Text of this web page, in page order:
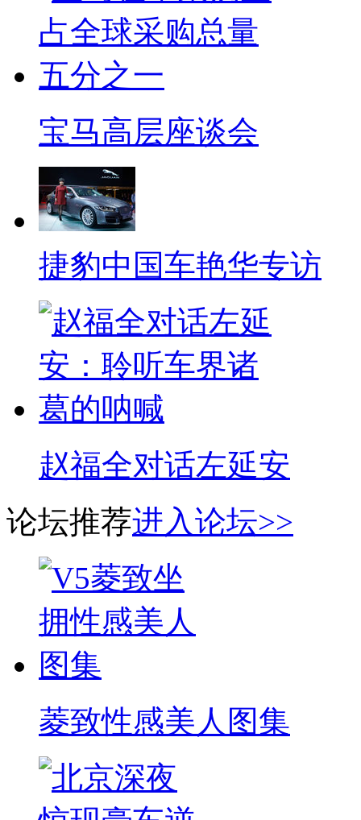
宝马高层座谈会
捷豹中国车艳华专访
赵福全对话左延安
论坛推荐进入论坛>>
菱致性感美人图集